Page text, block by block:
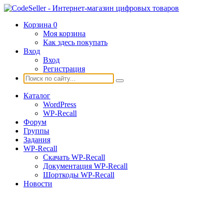
Корзина 0
Моя корзина
Как здесь покупать
Вход
Вход
Регистрация
Каталог
WordPress
WP-Recall
Форум
Группы
Задания
WP-Recall
Скачать WP-Recall
Документация WP-Recall
Шорткоды WP-Recall
Новости